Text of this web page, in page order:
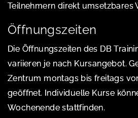
Teilnehmern direkt umsetzbares
Öffnungszeiten
Die Öffnungszeiten des DB
variieren je nach Kursangebot.
Zentrum montags bis freitags
geöffnet. Individuelle Kurse
Wochenende stattfinden.